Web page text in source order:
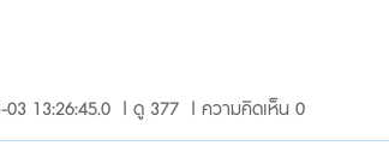
03 13:26:45.0 | ดู 377 | ความคิดเห็น 0